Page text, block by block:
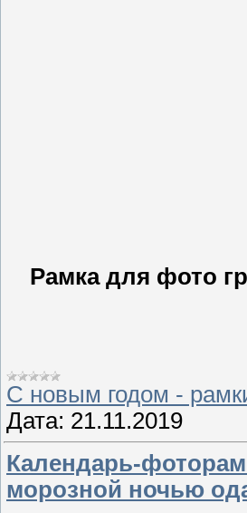
Рамка для фото
С новым годом -
Дата: 21.11.2019
Календарь-
морозной ночью